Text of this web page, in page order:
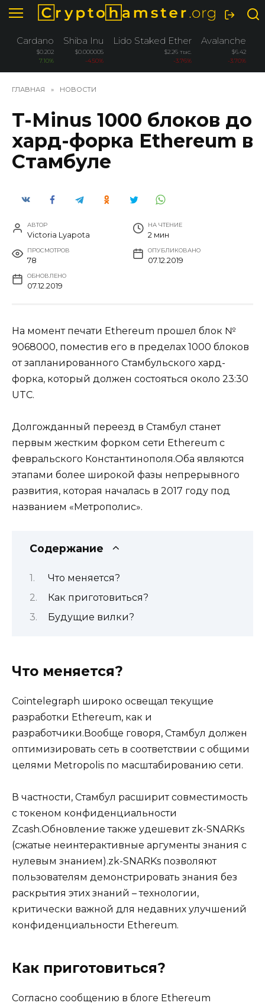
Перейти
содержанию
Cardano
$0.202
7.10%
Shiba Inu
$0.000005
-4.50%
Lido Staked Ether
$2.26 тыс.
-3.76%
Avalanche
$6.42
-3.70%
ГЛАВНАЯ » НОВОСТИ
T-Minus 1000 блоков до
хард-форка Ethereum в
Стамбуле
АВТОР
Victoria Lyapota
НА ЧТЕНИЕ
2 мин
ПРОСМОТРОВ
78
ОПУБЛИКОВАНО
07.12.2019
ОБНОВЛЕНО
07.12.2019
На момент печати Ethereum прошел блок №
9068000, поместив его в пределах 1000 блоков
от запланированного Стамбульского хард-
форка, который должен состояться около 23:30
UTC.
Долгожданный переезд в Стамбул станет
первым жестким форком сети Ethereum с
февральского Константинополя.Оба являются
этапами более широкой фазы непрерывного
развития, которая началась в 2017 году под
названием «Метрополис».
Содержание
Что меняется?
Как приготовиться?
Будущие вилки?
Что меняется?
Cointelegraph широко освещал текущие
разработки Ethereum, как и
разработчики.Вообще говоря, Стамбул должен
оптимизировать сеть в соответствии с общими
целями Metropolis по масштабированию сети.
В частности, Стамбул расширит совместимость
с токеном конфиденциальности
Zcash.Обновление также удешевит zk-SNARKs
(сжатые неинтерактивные аргументы знания с
нулевым знанием).zk-SNARKs позволяют
пользователям демонстрировать знания без
раскрытия этих знаний – технологии,
критически важной для недавних улучшений
конфиденциальности Ethereum.
Как приготовиться?
Согласно сообщению в блоге Ethereum